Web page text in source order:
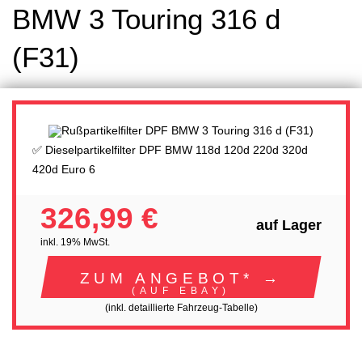
BMW 3 Touring 316 d
(F31)
✅ Dieselpartikelfilter DPF BMW 118d 120d 220d 320d
420d Euro 6
326,99 €
inkl. 19% MwSt.
auf Lager
ZUM ANGEBOT* →
(AUF EBAY)
(inkl. detaillierte Fahrzeug-Tabelle)